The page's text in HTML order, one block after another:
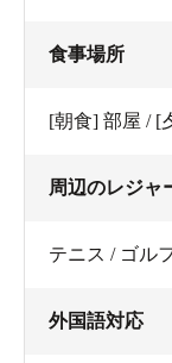
食事場所
[朝食] 部屋 / [
周辺のレジャ
テニス / ゴル
外国語対応